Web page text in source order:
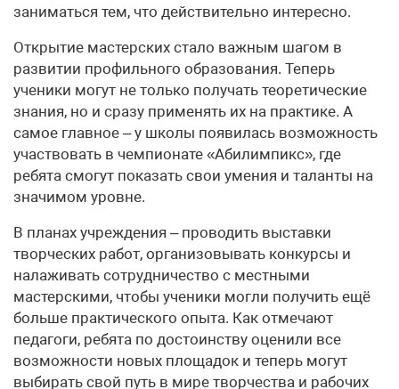
заниматься тем, что действительно интересно.
Открытие мастерских стало важным шагом в
развитии профильного образования. Теперь
ученики могут не только получать теоретические
знания, но и сразу применять их на практике. А
самое главное – у школы появилась возможность
участвовать в чемпионате «Абилимпикс», где
ребята смогут показать свои умения и таланты на
значимом уровне.
В планах учреждения – проводить выставки
творческих работ, организовывать конкурсы и
налаживать сотрудничество с местными
мастерскими, чтобы ученики могли получить ещё
больше практического опыта. Как отмечают
педагоги, ребята по достоинству оценили все
возможности новых площадок и теперь могут
выбирать свой путь в мире творчества и рабочих